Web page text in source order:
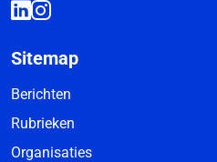
Sitemap
Berichten
Rubrieken
Organisaties